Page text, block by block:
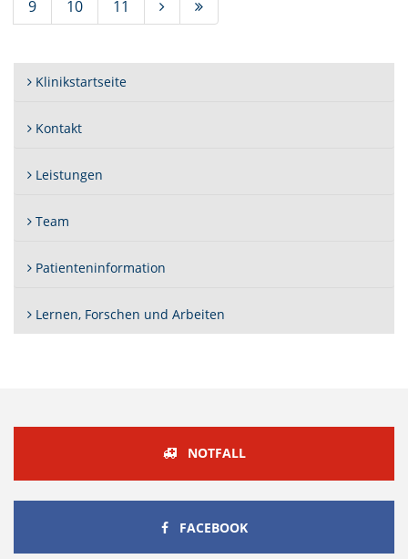
9 10 11
Klinikstartseite
Kontakt
Leistungen
Team
Patienteninformation
Lernen, Forschen und Arbeiten
NOTFALL
FACEBOOKFACEBOOK